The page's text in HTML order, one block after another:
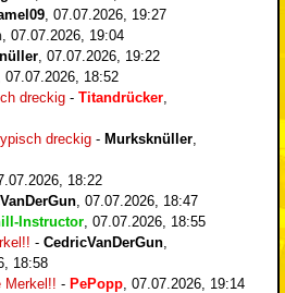
07.07.2026, 19:27
07.07.2026, 19:04
07.07.2026, 19:22
07.07.2026, 18:52
dreckig - Titandrücker
dreckig - Murksknüller
18:22
07.07.2026, 18:47
Instructor 07.07.2026, 18:55
- CedricVanDerGun
18:58
Merkel!! - PePopp 07.07.2026, 19:14